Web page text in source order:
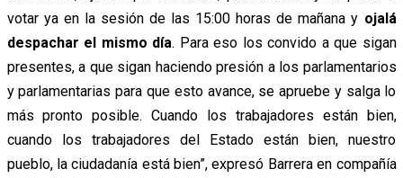
votar ya en la sesión de las 15:00 horas de mañana y ojalá
despachar el mismo día. Para eso los convido a que sigan
presentes, a que sigan haciendo presión a los parlamentarios
y parlamentarias para que esto avance, se apruebe y salga lo
más pronto posible. Cuando los trabajadores están bien,
cuando los trabajadores del Estado están bien, nuestro
pueblo, la ciudadanía está bien”, expresó Barrera en compañía